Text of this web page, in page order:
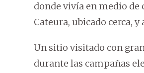
donde vivía en medio de
Cateura, ubicado cerca,
Un sitio visitado con
durante las campañas